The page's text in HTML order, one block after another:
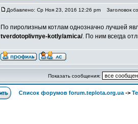
Добавлено: Ср Ноя 23, 2016 12:26 pm Заголовок
По пиролизным котлам однозначно лучшей
tverdotoplivnye-kotly/amica/. По ним всегда
Показать сообщения:
Список форумов forum.teplota.org.ua ->